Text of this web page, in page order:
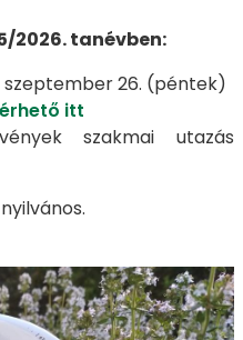
2026. tanévben:
szeptember 26. (péntek)
itt
szakmai utazás